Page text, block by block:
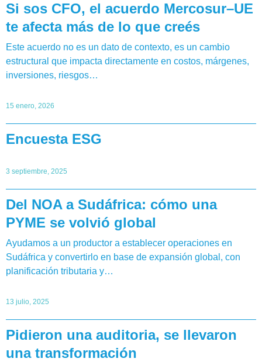
Si sos CFO, el acuerdo Mercosur–UE
te afecta más de lo que creés
Este acuerdo no es un dato de contexto, es un cambio
estructural que impacta directamente en costos, márgenes,
inversiones, riesgos…
15 enero, 2026
Encuesta ESG
3 septiembre, 2025
Del NOA a Sudáfrica: cómo una
PYME se volvió global
Ayudamos a un productor a establecer operaciones en
Sudáfrica y convertirlo en base de expansión global, con
planificación tributaria y…
13 julio, 2025
Pidieron una auditoria, se llevaron
una transformación